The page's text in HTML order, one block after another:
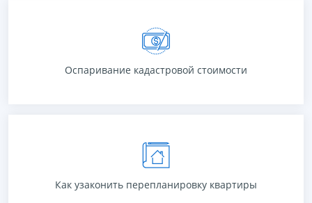
Оспаривание кадастровой стоимости
порядок расчета налога на имущество физических лиц.
Налогом на имущество физических лиц облагаются следующие
объекты недвижимости, находящиеся в собственности граждан:
Как узаконить перепланировку квартиры
обустроить гардеробную — при желании можно сделать свою
квартиру более удобной и уютной. Однако большинство таких
перепланировок предполагает получение специального